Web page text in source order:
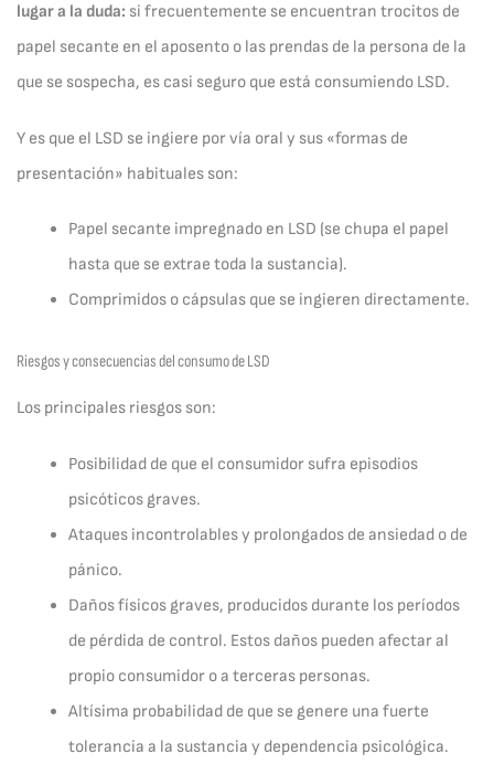
lugar a la duda: si frecuentemente se encuentran trocitos de
papel secante en el aposento o las prendas de la persona de la
que se sospecha, es casi seguro que está consumiendo LSD.
Y es que el LSD se ingiere por vía oral y sus «formas de
presentación» habituales son:
Papel secante impregnado en LSD (se chupa el papel
hasta que se extrae toda la sustancia).
Comprimidos o cápsulas que se ingieren directamente.
Riesgos y consecuencias del consumo de LSD
Los principales riesgos son:
Posibilidad de que el consumidor sufra episodios
psicóticos graves.
Ataques incontrolables y prolongados de ansiedad o de
pánico.
Daños físicos graves, producidos durante los períodos
de pérdida de control. Estos daños pueden afectar al
propio consumidor o a terceras personas.
Altísima probabilidad de que se genere una fuerte
tolerancia a la sustancia y dependencia psicológica.